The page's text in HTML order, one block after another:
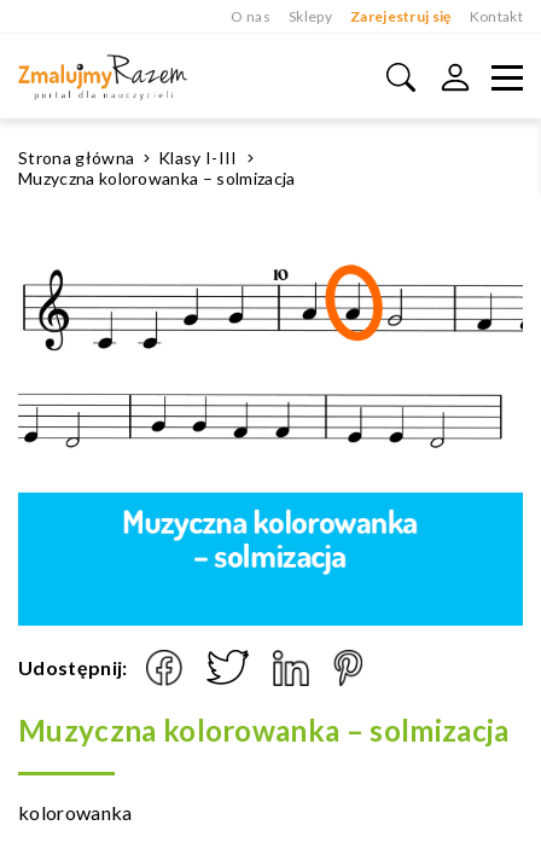
O nas Sklepy Zarejestruj się Kontakt
Strona główna
Klasy I-III
Muzyczna kolorowanka – solmizacja
Udostępnij:
Muzyczna kolorowanka – solmizacja
kolorowanka